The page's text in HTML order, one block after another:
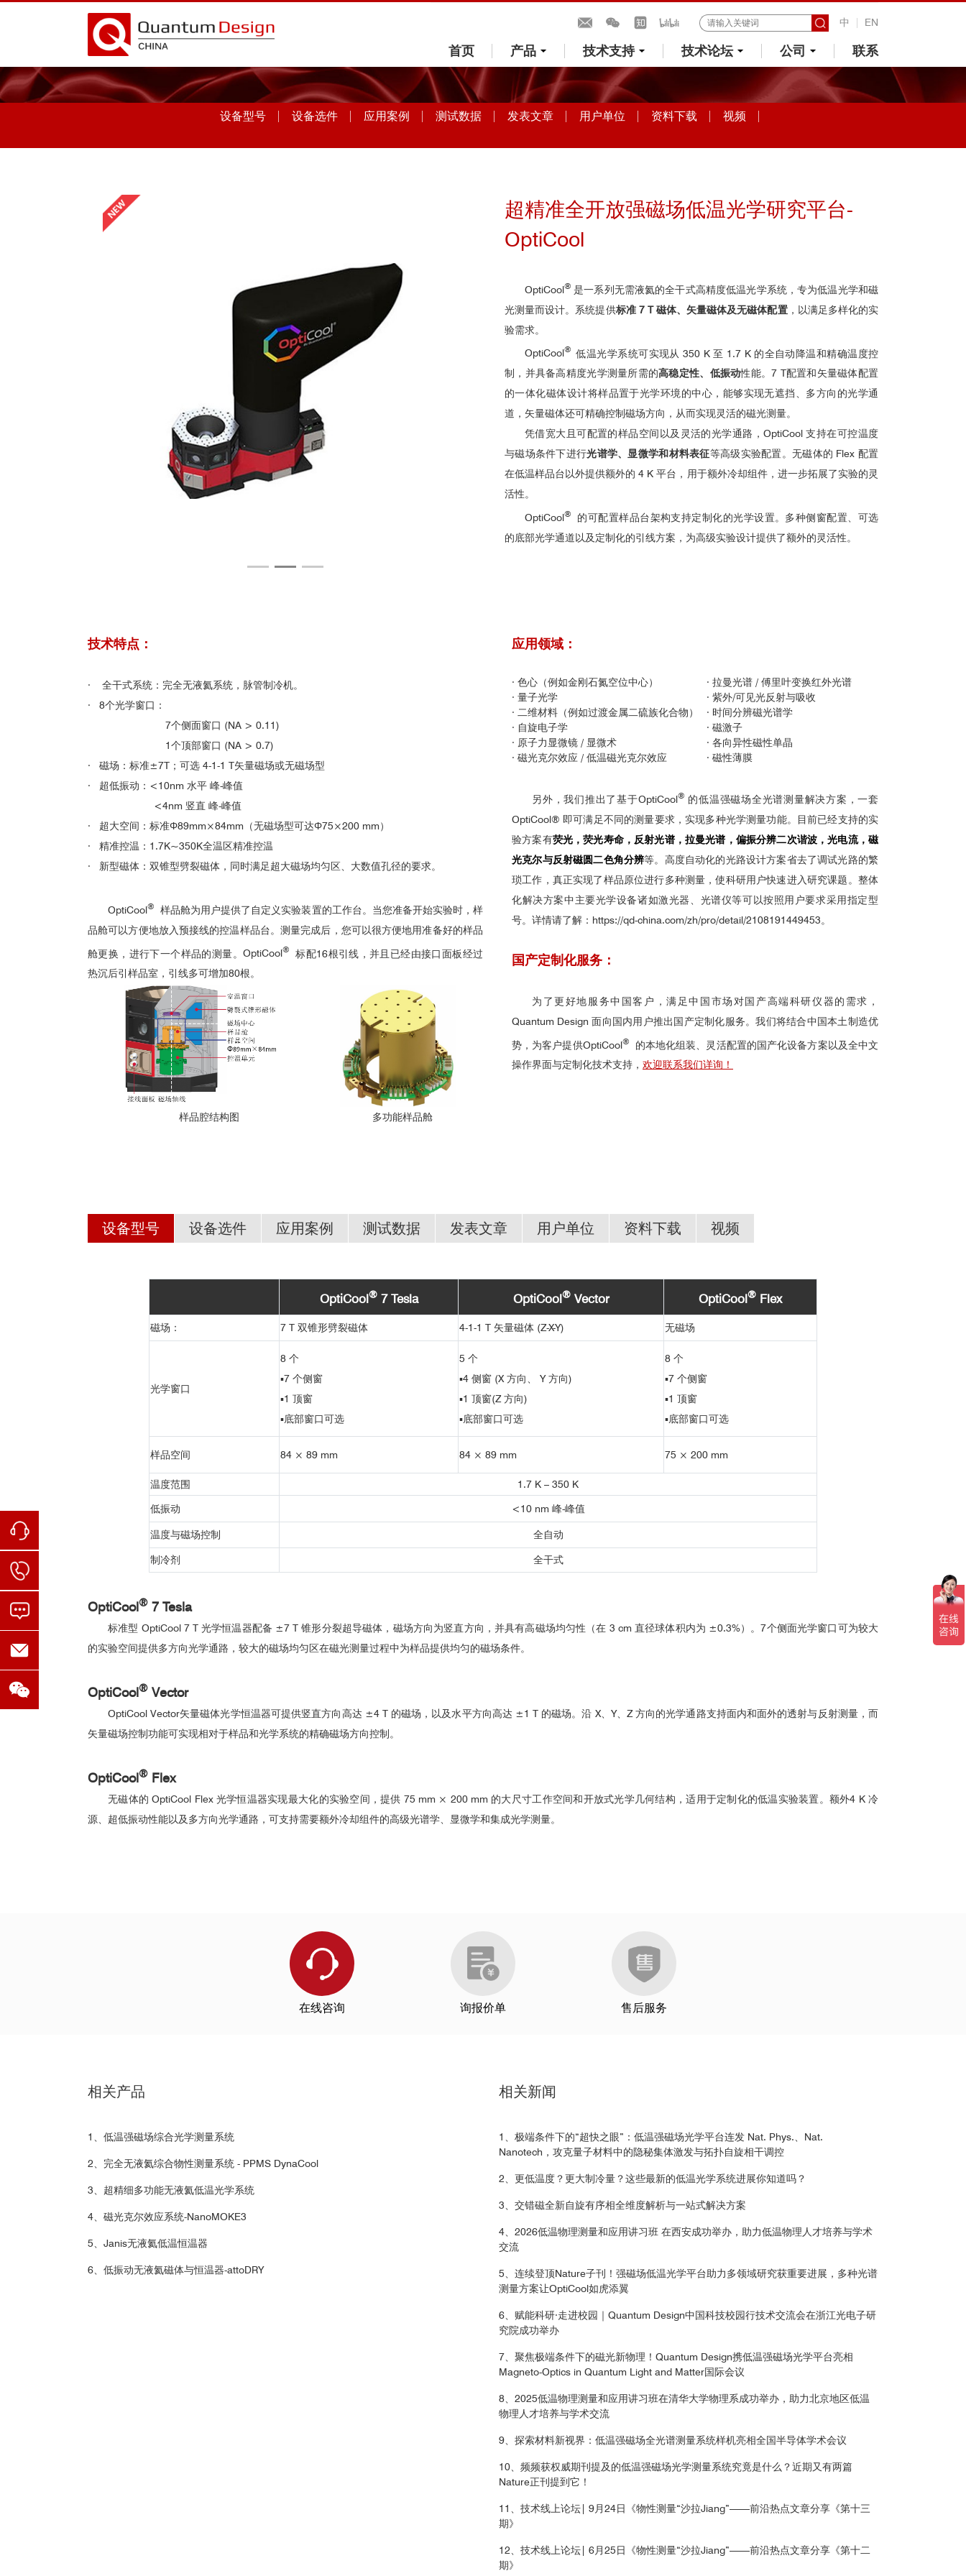
中 EN
首页 产品 技术支持 技术论坛 公司 联系
设备型号 设备选件 应用案例 测试数据 发表文章 用户单位 资料下载 视频
超精准全开放强磁场低温光学研究平台-
OptiCool
OptiCool® 是一系列无需液氦的全干式高精度低温光学系统，专为低温光学和磁
光测量而设计。系统提供标准 7 T 磁体、矢量磁体及无磁体配置，以满足多样化的实
验需求。
OptiCool® 低温光学系统可实现从 350 K 至 1.7 K 的全自动降温和精确温度控
制，并具备高精度光学测量所需的高稳定性、低振动性能。7 T配置和矢量磁体配置
的一体化磁体设计将样品置于光学环境的中心，能够实现无遮挡、多方向的光学通
道，矢量磁体还可精确控制磁场方向，从而实现灵活的磁光测量。
凭借宽大且可配置的样品空间以及灵活的光学通路，OptiCool 支持在可控温度
与磁场条件下进行光谱学、显微学和材料表征等高级实验配置。无磁体的 Flex 配置
在低温样品台以外提供额外的 4 K 平台，用于额外冷却组件，进一步拓展了实验的灵
活性。
OptiCool®
的可配置样品台架构支持定制化的光学设置。多种侧窗配置、可选
的底部光学通道以及定制化的引线方案，为高级实验设计提供了额外的灵活性。
技术特点：
· 全干式系统：完全无液氦系统，脉管制冷机。
· 8个光学窗口：
7个侧面窗口 (NA > 0.11)
1个顶部窗口 (NA > 0.7)
· 磁场：标准±7T；可选 4-1-1 T矢量磁场或无磁场型
· 超低振动：<10nm 水平 峰-峰值
<4nm 竖直 峰-峰值
· 超大空间：标准Φ89mm×84mm（无磁场型可达Φ75×200 mm）
· 精准控温：1.7K~350K全温区精准控温
· 新型磁体：双锥型劈裂磁体，同时满足超大磁场均匀区、大数值孔径的要求。
OptiCool®
样品舱为用户提供了自定义实验装置的工作台。当您准备开始实验时，样
品舱可以方便地放入预接线的控温样品台。测量完成后，您可以很方便地用准备好的样品
舱更换，进行下一个样品的测量。 OptiCool®
标配16根引线，并且已经由接口面板经过
热沉后引样品室，引线多可增加80根。
样品腔结构图 多功能样品舱
应用领域：
· 色心（例如金刚石氮空位中心） · 拉曼光谱 / 傅里叶变换红外光谱
· 量子光学 · 紫外/可见光反射与吸收
· 二维材料（例如过渡金属二硫族化合物） · 时间分辨磁光谱学
· 自旋电子学 · 磁激子
· 原子力显微镜 / 显微术 · 各向异性磁性单晶
· 磁光克尔效应 / 低温磁光克尔效应 · 磁性薄膜
另外，我们推出了基于OptiCool® 的低温强磁场全光谱测量解决方案，一套
OptiCool® 即可满足不同的测量要求，实现多种光学测量功能。目前已经支持的实
验方案有荧光，荧光寿命，反射光谱，拉曼光谱，偏振分辨二次谐波，光电流，磁
光克尔与反射磁圆二色角分辨等。高度自动化的光路设计方案省去了调试光路的繁
琐工作，真正实现了样品原位进行多种测量，使科研用户快速进入研究课题。整体
化解决方案中主要光学设备诸如激光器、光谱仪等可以按照用户要求采用指定型
号。 详情请了解： https://qd-china.com/zh/pro/detail/2108191449453。
国产定制化服务：
为了更好地服务中国客户，满足中国市场对国产高端科研仪器的需求，
Quantum Design 面向国内用户推出国产定制化服务。我们将结合中国本土制造优
势，为客户提供OptiCool®
的本地化组装、灵活配置的国产化设备方案以及全中文
操作界面与定制化技术支持， 欢迎联系我们详询！
设备型号 设备选件 应用案例 测试数据 发表文章 用户单位 资料下载 视频
OptiCool®7 Tesla OptiCool®Vector OptiCool® Flex
磁场： 7 T 双锥形劈裂磁体 4-1-1 T 矢量磁体 (Z-X-Y) 无磁场
光学窗口
8 个
▪7 个侧窗
▪1 顶窗
▪底部窗口可选
5 个
▪4 侧窗 (X 方向、 Y 方向)
▪1 顶窗(Z 方向)
▪底部窗口可选
8 个
▪7 个侧窗
▪1 顶窗
▪底部窗口可选
样品空间 84 × 89 mm 84 × 89 mm 75 × 200 mm
温度范围 1.7 K – 350 K
低振动 <10 nm 峰-峰值
温度与磁场控制 全自动
制冷剂 全干式
OptiCool® 7 Tesla
标准型 OptiCool 7 T 光学恒温器配备 ±7 T 锥形分裂超导磁体，磁场方向为竖直方向，并具有高磁场均匀性（在 3 cm 直径球体积内为 ±0.3%）。7个侧面光学窗口可为较大
的实验空间提供多方向光学通路，较大的磁场均匀区在磁光测量过程中为样品提供均匀的磁场条件。
OptiCool® Vector
OptiCool Vector矢量磁体光学恒温器可提供竖直方向高达 ±4 T 的磁场，以及水平方向高达 ±1 T 的磁场。沿 X、Y、Z 方向的光学通路支持面内和面外的透射与反射测量，而
矢量磁场控制功能可实现相对于样品和光学系统的精确磁场方向控制。
OptiCool® Flex
无磁体的 OptiCool Flex 光学恒温器实现最大化的实验空间，提供 75 mm × 200 mm 的大尺寸工作空间和开放式光学几何结构，适用于定制化的低温实验装置。额外4 K 冷
源、超低振动性能以及多方向光学通路，可支持需要额外冷却组件的高级光谱学、显微学和集成光学测量。
用户
大容量样品舱
中稳定样品聚焦所需的时间。
另外，我们还可提供电学样品座，用户可将样品连接到可拆卸样品座上的 16 个针脚上，该样品座配备有柔性排线，可轻松插入样品舱。
层间磁声子耦合新进展
MnBi Te4
开放强磁场低温光学研究平台-OptiCool的低温磁场超快光谱
关测量。OptiCool在2018年面世以来作为新型的强磁场低温光学研究平台受到了很多好评，并获得了当年的R&D100大奖。OptiCool的多种电学通道非常方便用户进行
参考文献：Jia et al., Nat. Phys (2021) https://doi.org/10.1038/s41567-021-01422-w
■Science：扭曲二维材料磁性体系中的磁畴和莫尔磁性的直接可视化
1、时间分辨MOKE测量数据举例
图1，测量设备与光路示意图（图片来源于R. D. Averitt教授的公开报告）
图3，GdTiO 材料光激发后的磁矩演化，(a)光激发后磁矩演化的原理示意图；(b) 时间分辨MOKE测量观察到的相干振荡
中国科学院大连化学物理研究所
国际用户举例：（排名不分先后）
哈佛大学（美国）
加州大学伯克利分校（美国）
加州大学圣迭戈分校（美国）
纽约州立大学石溪分校（美国）
乔治梅森大学（美国）
马普微结构物理研究所 （德国）
OptiCool 超精准全开放强磁场低温光学研究平台
在线咨询 询报价单 售后服务
相关产品
1、低温强磁场综合光学测量系统
2、完全无液氦综合物性测量系统 - PPMS DynaCool
3、超精细多功能无液氦低温光学系统
4、磁光克尔效应系统-NanoMOKE3
5、Janis无液氦低温恒温器
6、低振动无液氦磁体与恒温器-attoDRY
相关新闻
1、极端条件下的“超快之眼”：低温强磁场光学平台连发 Nat. Phys.、Nat.
Nanotech，攻克量子材料中的隐秘集体激发与拓扑自旋相干调控
2、更低温度？更大制冷量？这些最新的低温光学系统进展你知道吗？
3、交错磁全新自旋有序相全维度解析与一站式解决方案
4、2026低温物理测量和应用讲习班 在西安成功举办，助力低温物理人才培养与学术
交流
5、连续登顶Nature子刊！强磁场低温光学平台助力多领域研究获重要进展，多种光谱
测量方案让OptiCool如虎添翼
6、赋能科研·走进校园｜Quantum Design中国科技校园行技术交流会在浙江光电子研
究院成功举办
7、聚焦极端条件下的磁光新物理！Quantum Design携低温强磁场光学平台亮相
Magneto-Optics in Quantum Light and Matter国际会议
8、2025低温物理测量和应用讲习班在清华大学物理系成功举办，助力北京地区低温
物理人才培养与学术交流
9、探索材料新视界：低温强磁场全光谱测量系统样机亮相全国半导体学术会议
10、频频获权威期刊提及的低温强磁场光学测量系统究竟是什么？近期又有两篇
Nature正刊提到它！
11、技术线上论坛| 9月24日《物性测量“沙拉Jiang”——前沿热点文章分享《第十三
期》
12、技术线上论坛| 6月25日《物性测量“沙拉Jiang”——前沿热点文章分享《第十二
期》